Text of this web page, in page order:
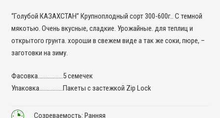
“Голубой КАЗАХСТАН” Крупноплодный сорт 300-600г.. С темной
мякотью. Очень вкусные, сладкие. Урожайные. для теплиц и
открытого грунта. хороши в свежем виде а так же соки, пюре, –
заготовки на зиму.
Фасовка……………..5 семечек
Упаковка…………….Пакеты с застежкой Zip Lock
Созреваемость: Ранняя